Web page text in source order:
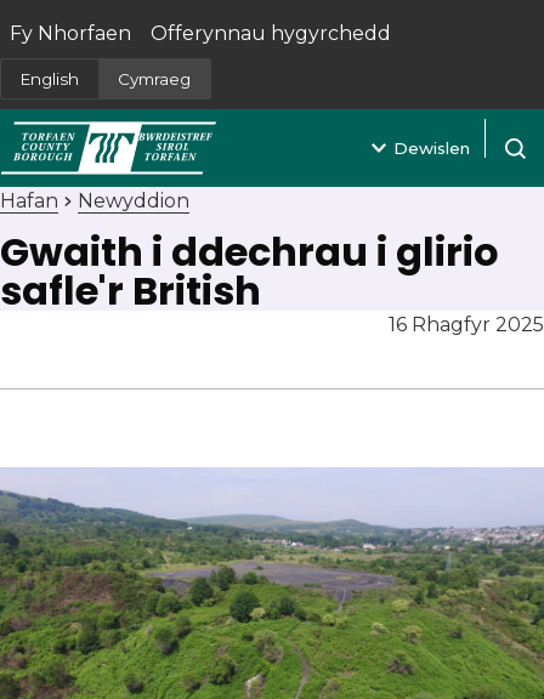
English Cymraeg
Fy Nhorfaen
(yn agor mewn tab newydd)
Offerynnau hygyrchedd
Dewislen
Hafan Newyddion
Gwaith i ddechrau i glirio
safle'r British
16 Rhagfyr 2025